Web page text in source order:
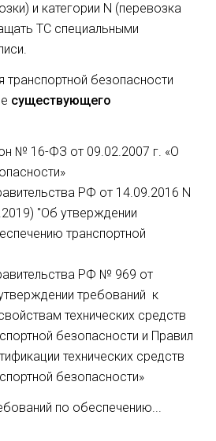
и категории N (перевозка
ТС специальными
транспортной безопасности
существующего
№ 16-ФЗ от 09.02.2007 г. «О
РФ от 14.09.2016 N
"Об утверждении
транспортной
РФ № 969 от
требований к
технических средств
безопасности и Правил
технических средств
безопасности»
по обеспечению...